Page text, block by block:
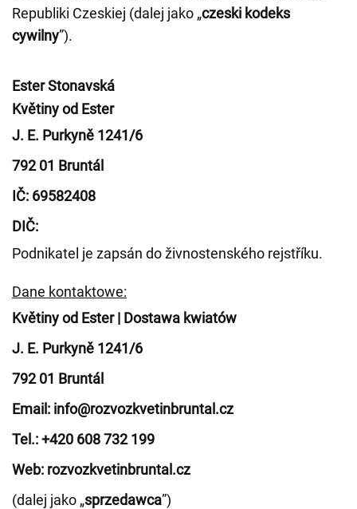
Republiki Czeskiej (dalej jako „czeski kodeks
cywilny”).
Ester Stonavská
Květiny od Ester
J. E. Purkyně 1241/6
792 01 Bruntál
IČ: 69582408
DIČ:
Podnikatel je zapsán do živnostenského rejstříku.
Dane kontaktowe:
Květiny od Ester | Dostawa kwiatów
J. E. Purkyně 1241/6
792 01 Bruntál
Email: info@rozvozkvetinbruntal.cz
Tel.: +420 608 732 199
Web: rozvozkvetinbruntal.cz
(dalej jako „sprzedawca”)